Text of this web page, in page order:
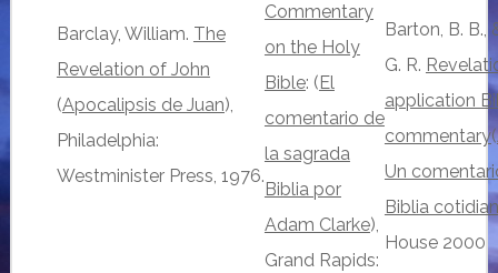
Barclay, William. The
Revelation of John
(Apocalipsis de Juan),
Philadelphia:
Westminister Press, 1976.
Commentary
on the Holy
Bible: (El
comentario de
la sagrada
Biblia por
Adam Clarke),
Grand Rapids:
Barton, B. B.,
G. R.
application
commentary(
Un
Biblia
House 2000